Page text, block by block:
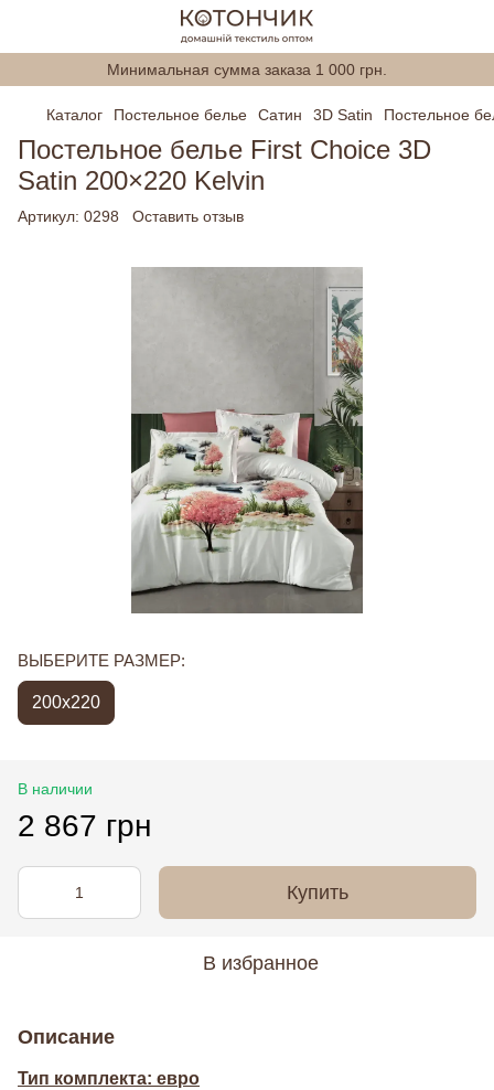
Минимальная сумма заказа 1 000 грн.
Каталог Постельное белье Сатин 3D Satin Постельное
Постельное белье First Choice 3D
Satin 200×220 Kelvin
Артикул: 0298 Оставить отзыв
ВЫБЕРИТЕ РАЗМЕР:
200x220
В наличии
2 867 грн
Купить
В избранное
Описание
Тип комплекта: евро